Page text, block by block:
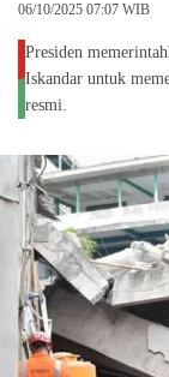
06/10/2025 07:07 WIB
Presiden
Iskandar untuk
resmi.